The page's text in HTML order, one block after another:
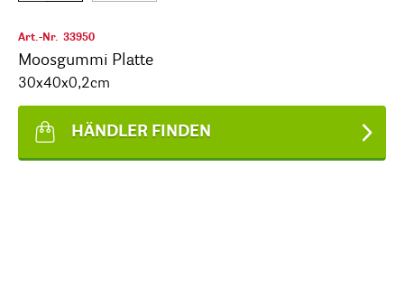
Art.-Nr. 33950
Moosgummi Platte
30x40x0,2cm
HÄNDLER FINDEN